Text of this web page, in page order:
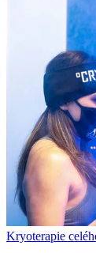
Kryoterapie